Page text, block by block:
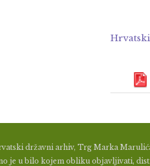
državni arhiv, Trg Marka Marulića
je u bilo kojem obliku objavljivati,